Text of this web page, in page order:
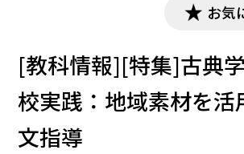
お気
[教科情報][特集]古典
校実践：地域素材を活
文指導